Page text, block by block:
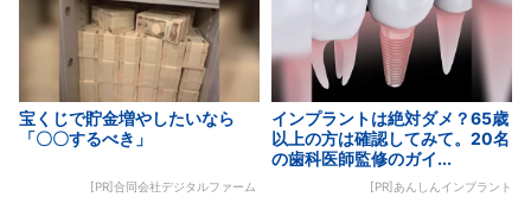
宝くじで貯金増やしたいなら
「〇〇するべき」
[PR]合同会社デジタルファーム
インプラントは絶対ダメ？65歳
以上の方は確認してみて。20名
の歯科医師監修のガイ...
[PR]あんしんインプラント